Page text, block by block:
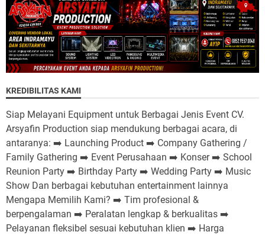
KREDIBILITAS KAMI
Siap Melayani Equipment untuk Berbagai Jenis Event CV.
Arsyafin Production siap mendukung berbagai acara, di
antaranya: ➡️ Launching Product ➡️ Company Gathering /
Family Gathering ➡️ Event Perusahaan ➡️ Konser ➡️ School
Reunion Party ➡️ Birthday Party ➡️ Wedding Party ➡️ Music
Show Dan berbagai kebutuhan entertainment lainnya
Mengapa Memilih Kami? ➡️ Tim profesional &
berpengalaman ➡️ Peralatan lengkap & berkualitas ➡️
Pelayanan fleksibel sesuai kebutuhan klien ➡️ Harga